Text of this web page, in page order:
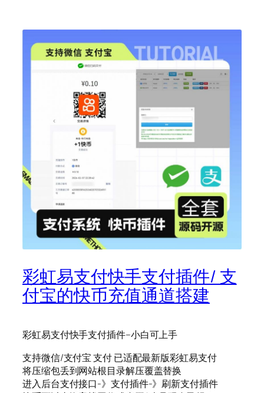
彩虹易支付快手支付插件/ 支
付宝的快币充值通道搭建
彩虹易支付快手支付插件–小白可上手
支持微信/支付宝 支付 已适配最新版彩虹易支付
将压缩包丢到网站根目录解压覆盖替换
进入后台支付接口-》支付插件-》刷新支付插件